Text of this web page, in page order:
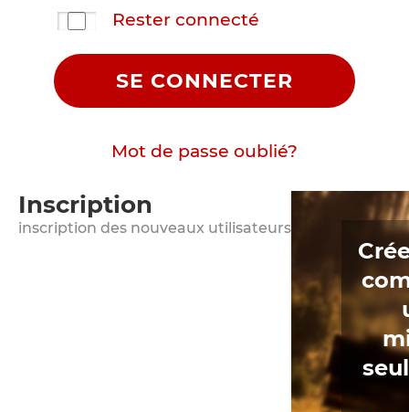
Rester connecté
SE CONNECTER
Mot de passe oublié?
Inscription
inscription des nouveaux utilisateurs